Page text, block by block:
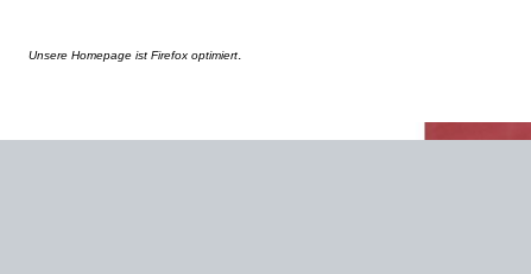
Unsere Homepage ist Firefox optimiert